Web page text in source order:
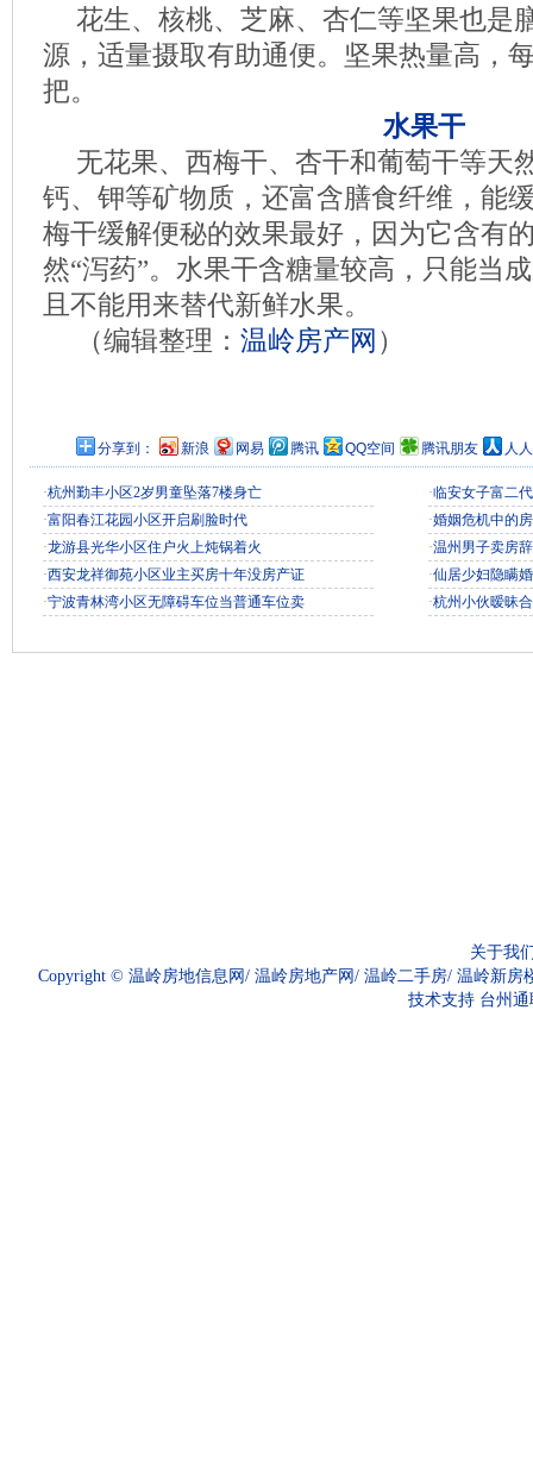
花生、核桃、芝麻、杏仁等坚果也是
源，适量摄取有助通便。坚果热量高，
把。
水果干
无花果、西梅干、杏干和葡萄干等天
钙、钾等矿物质，还富含膳食纤维，能
梅干缓解便秘的效果最好，因为它含有
然“泻药”。水果干含糖量较高，只能当
且不能用来替代新鲜水果。
（编辑整理： 温岭房产网 ）
分享到： 新浪 网易 腾讯 QQ空间 腾讯朋友 人
·杭州勤丰小区2岁男童坠落7楼身亡
·富阳春江花园小区开启刷脸时代
·龙游县光华小区住户火上炖锅着火
·西安龙祥御苑小区业主买房十年没房产证
·宁波青林湾小区无障碍车位当普通车位卖
·临安女子富二
·婚姻危机中的
·温州男子卖房
·仙居少妇隐瞒
·杭州小伙暧昧
关于我
Copyright © 温岭房地信息网 / 温岭房地产网 / 温岭二手房/ 温岭新房
技术支持 台州